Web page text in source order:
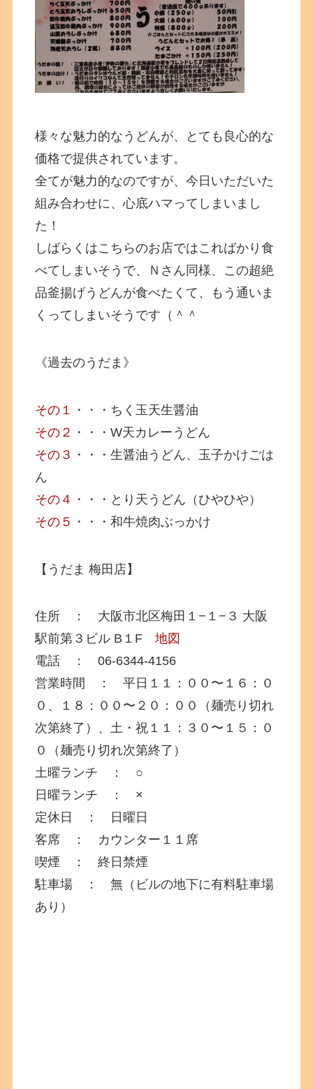
様々な魅力的なうどんが、とても良心的な
価格で提供されています。
全てが魅力的なのですが、今日いただいた
組み合わせに、心底ハマってしまいまし
た！
しばらくはこちらのお店ではこればかり食
べてしまいそうで、Ｎさん同様、この超絶
品釜揚げうどんが食べたくて、もう通いま
くってしまいそうです（＾＾
《過去のうだま》
その１ ・・・ちく玉天生醤油
その２ ・・・W天カレーうどん
その３ ・・・生醤油うどん、玉子かけごは
ん
その４ ・・・とり天うどん（ひやひや）
その５ ・・・和牛焼肉ぶっかけ
【うだま 梅田店】
住所 ： 大阪市北区梅田１−１−３ 大阪
駅前第３ビル B１F地図
電話 ： 06-6344-4156
営業時間 ： 平日１１：００〜１６：０
０、１８：００〜２０：００（麺売り切れ
次第終了）、土・祝１１：３０〜１５：０
０（麺売り切れ次第終了）
土曜ランチ ： ○
日曜ランチ ： ×
定休日 ： 日曜日
客席 ： カウンター１１席
喫煙 ： 終日禁煙
駐車場 ： 無（ビルの地下に有料駐車場
あり）